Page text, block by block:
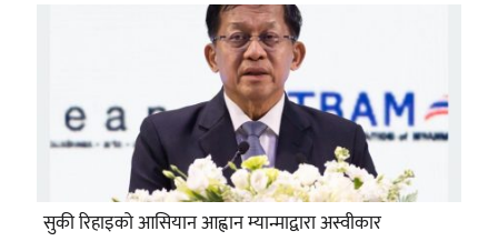
सुकी रिहाइको आसियान आह्वान म्यान्माद्वारा अस्वीकार